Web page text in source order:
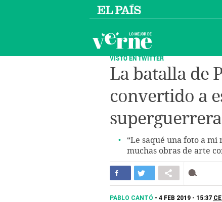
VISTO EN TWITTER
La batalla de
convertido a
superguerrera
“Le saqué una foto a
muchas obras de arte
PABLO CANTÓ 4 FEB 2019 - 15:37